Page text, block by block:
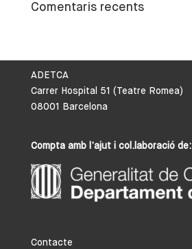
Comentaris recents
ADETCA
Carrer Hospital 51 (Teatre Romea)
08001 Barcelona
Compta amb l’ajut i col.laboració de:
Contacte